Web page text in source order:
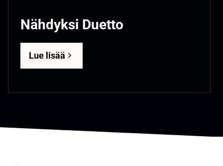
Nähdyksi Duetto
Lue lisää